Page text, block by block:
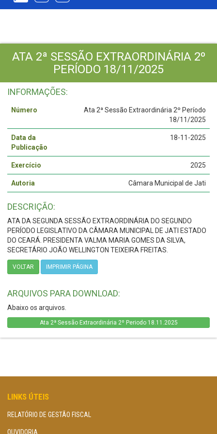
ATA 2ª SESSÃO EXTRAORDINÁRIA 2º
PERÍODO 18/11/2025
INFORMAÇÕES:
Número
Ata 2ª Sessão Extraordinária 2º Período
18/11/2025
Data da
Publicação
18-11-2025
Exercício 2025
Autoria Câmara Municipal de Jati
DESCRIÇÃO:
ATA DA SEGUNDA SESSÃO EXTRAORDINÁRIA DO SEGUNDO
PERÍODO LEGISLATIVO DA CÂMARA MUNICIPAL DE JATI ESTADO
DO CEARÁ. PRESIDENTA VALMA MARIA GOMES DA SILVA,
SECRETÁRIO JOÃO WELLINGTON TEIXEIRA FREITAS.
VOLTAR IMPRIMIR PÁGINA
ARQUIVOS PARA DOWNLOAD:
Abaixo os arquivos.
Ata 2ª Sessão Extraordinária 2º Periodo 18.11.2025
LINKS ÚTEIS
RELATÓRIO DE GESTÃO FISCAL
OUVIDORIA